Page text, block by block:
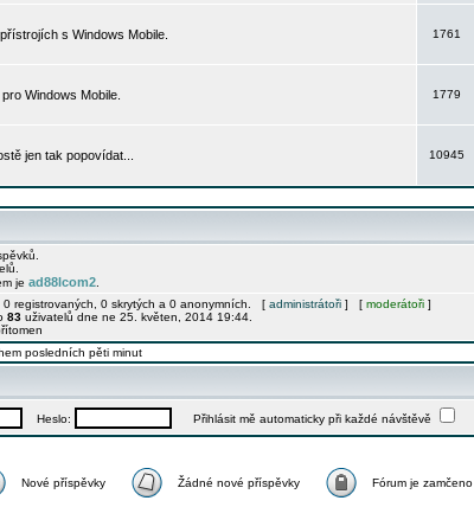
s Windows Mobile.
1761
Windows Mobile.
1779
jen tak popovídat...
10945
je ad88lcom2
0 registrovaných, 0 skrytých a 0 anonymních. [ administrátoři ] [ moderátoři ]
83 uživatelů dne ne 25. květen, 2014 19:44.
posledních pěti minut
Heslo: Přihlásit mě automaticky při každé návštěvě
Nové příspěvky Žádné nové příspěvky Fórum je zamčeno